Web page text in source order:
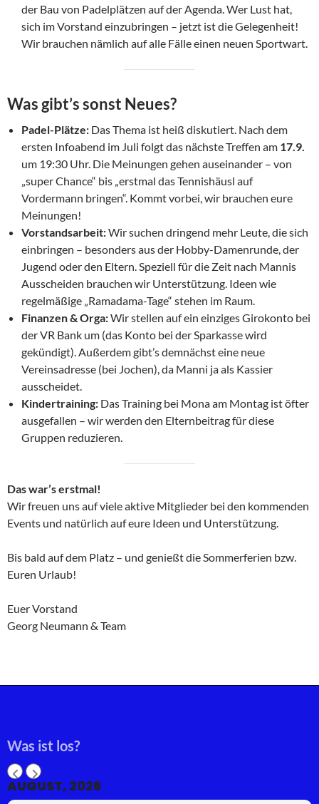
der Bau von Padelplätzen auf der Agenda. Wer Lust hat,
sich im Vorstand einzubringen – jetzt ist die Gelegenheit!
Wir brauchen nämlich auf alle Fälle einen neuen Sportwart.
Was gibt’s sonst Neues?
Padel-Plätze: Das Thema ist heiß diskutiert. Nach dem
ersten Infoabend im Juli folgt das nächste Treffen am 17.9.
um 19:30 Uhr. Die Meinungen gehen auseinander – von
„super Chance“ bis „erstmal das Tennishäusl auf
Vordermann bringen“. Kommt vorbei, wir brauchen eure
Meinungen!
Vorstandsarbeit:Wir suchen dringend mehr Leute, die sich
einbringen – besonders aus der Hobby-Damenrunde, der
Jugend oder den Eltern. Speziell für die Zeit nach Mannis
Ausscheiden brauchen wir Unterstützung. Ideen wie
regelmäßige „Ramadama-Tage“ stehen im Raum.
Finanzen & Orga:Wir stellen auf ein einziges Girokonto bei
der VR Bank um (das Konto bei der Sparkasse wird
gekündigt). Außerdem gibt’s demnächst eine neue
Vereinsadresse (bei Jochen), da Manni ja als Kassier
ausscheidet.
Kindertraining: Das Training bei Mona am Montag ist öfter
ausgefallen – wir werden den Elternbeitrag für diese
Gruppen reduzieren.
Das war’s erstmal!
Wir freuen uns auf viele aktive Mitglieder bei den kommenden
Events und natürlich auf eure Ideen und Unterstützung.
Bis bald auf dem Platz – und genießt die Sommerferien bzw.
Euren Urlaub!
Euer Vorstand
Georg Neumann & Team
Was ist los?
AUGUST, 2026